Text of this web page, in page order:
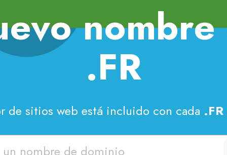
.FR
de sitios web está incluido con cada .FR